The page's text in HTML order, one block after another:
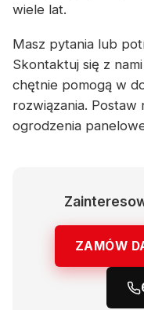
wiele lat.
Masz pytania lub
Skontaktuj się z
chętnie pomogą w
rozwiązania.
ogrodzenia
ZAMÓW